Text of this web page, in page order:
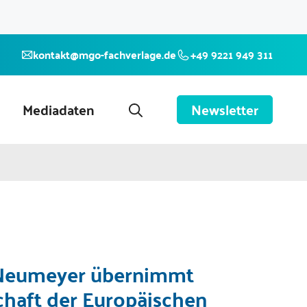
kontakt@mgo-fachverlage.de +49 9221 949 311
Mediadaten Newsletter
übernimmt
der Europäischen